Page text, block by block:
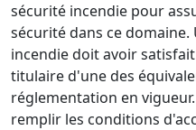
sécurité incendie pour
sécurité dans ce
incendie doit avoir
titulaire d'une des
réglementation en
remplir les conditions